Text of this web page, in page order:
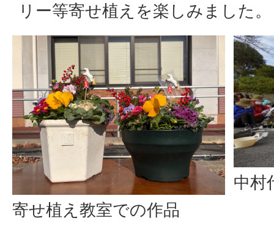
リー等寄せ植えを楽しみました。
寄せ植え教室での作品
中村